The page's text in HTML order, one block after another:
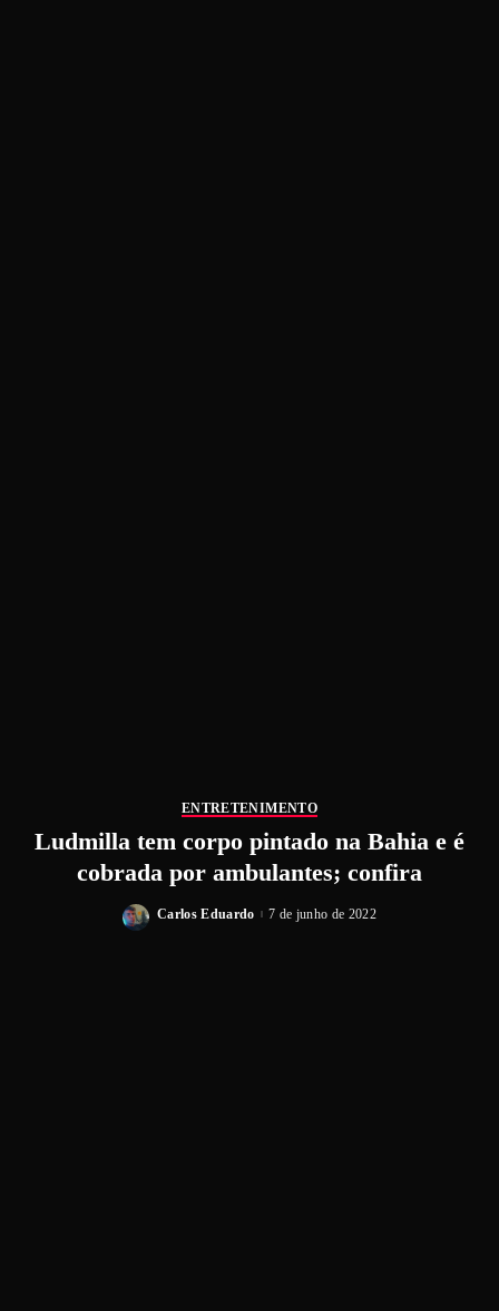
ENTRETENIMENTO
Ludmilla tem corpo pintado na Bahia e é
cobrada por ambulantes; confira
Carlos Eduardo 7 de junho de 2022